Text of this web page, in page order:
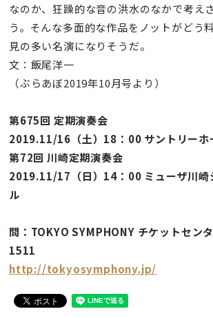
なのか、狂躁的な音の洪水のなかで考え
う。そんな多面的な作品をノットがどう
見の多い名演になりそうだ。
文：飯尾洋一
（ぶらあぼ2019年10月号より）
第675回 定期演奏会
2019.11/16（土）18：00 サントリーホ
第72回 川崎定期演奏会
2019.11/17（日）14：00 ミューザ川崎
ル
問：TOKYO SYMPHONY チケットセン
1511
http://tokyosymphony.jp/